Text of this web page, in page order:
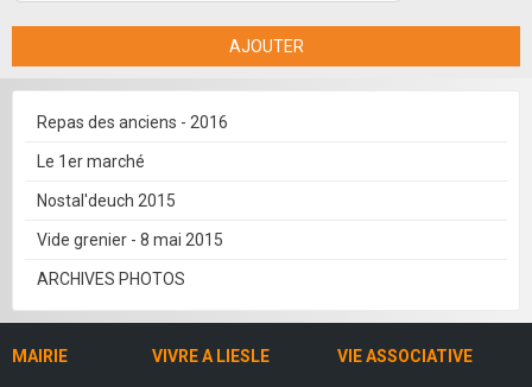
AJOUTER
Repas des anciens - 2016
Le 1er marché
Nostal'deuch 2015
Vide grenier - 8 mai 2015
ARCHIVES PHOTOS
MAIRIE VIVRE A LIESLE VIE ASSOCIATIVE